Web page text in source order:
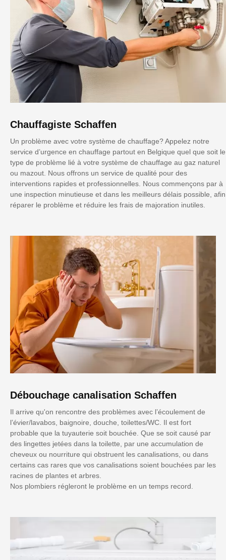
Chauffagiste Schaffen
Un problème avec votre système de chauffage? Appelez notre
service d’urgence en chauffage partout en Belgique quel que soit le
type de problème lié à votre système de chauffage au gaz naturel
ou mazout. Nous offrons un service de qualité pour des
interventions rapides et professionnelles. Nous commençons par à
une inspection minutieuse et dans les meilleurs délais possible, afin
réparer le problème et réduire les frais de majoration inutiles.
Débouchage canalisation Schaffen
Il arrive qu'on rencontre des problèmes avec l’écoulement de
l’évier/lavabos, baignoire, douche, toilettes/WC. Il est fort
probable que la tuyauterie soit bouchée. Que se soit causé par
des lingettes jetées dans la toilette, par une accumulation de
cheveux ou nourriture qui obstruent les canalisations, ou dans
certains cas rares que vos canalisations soient bouchées par les
racines de plantes et arbres.
Nos plombiers régleront le problème en un temps record.